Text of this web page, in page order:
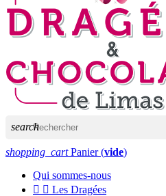
search
shopping_cart Panier (vide)
Qui sommes-nous
  Les Dragées